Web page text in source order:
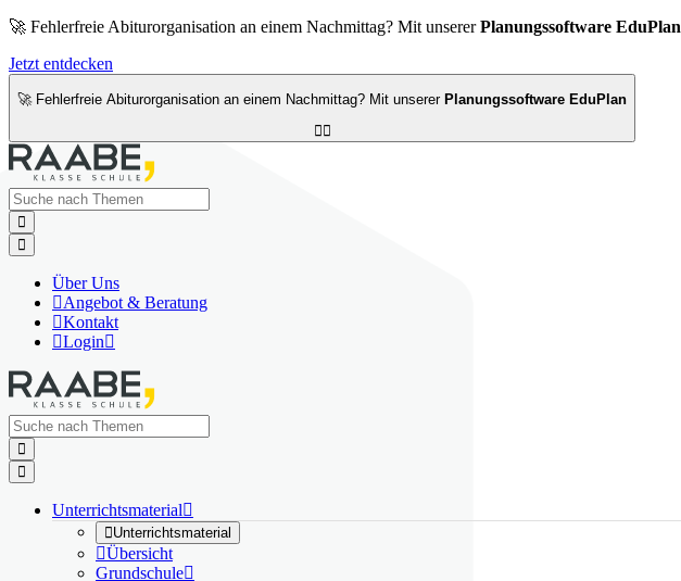
🚀 Fehlerfreie Abiturorganisation an einem Nachmittag? Mit unsererPlanungssoftware EduPlan
Jetzt entdecken
🚀 Fehlerfreie Abiturorganisation an einem Nachmittag? Mit unserer Planungssoftware EduPlan



Über Uns
Angebot & Beratung
Kontakt
Login


Unterrichtsmaterial
Unterrichtsmaterial
Übersicht
Grundschule